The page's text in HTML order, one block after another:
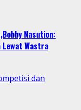
Nasution:
Lewat Wastra
dan